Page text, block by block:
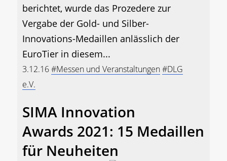
berichtet, wurde das Prozedere zur
Vergabe der Gold- und Silber-
Innovations-Medaillen anlässlich der
EuroTier in diesem...
3.12.16#Messen und Veranstaltungen#DLG
e.V.
SIMA Innovation
Awards 2021: 15 Medaillen
für Neuheiten